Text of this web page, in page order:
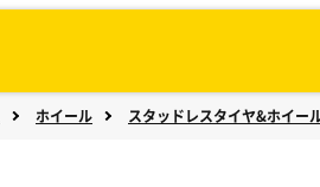
ホイール スタッドレスタイヤ&ホイー